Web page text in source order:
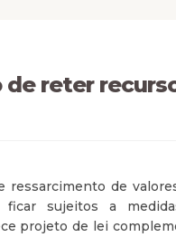
de reter
ressarcimento de
sujeitos a
projeto de lei